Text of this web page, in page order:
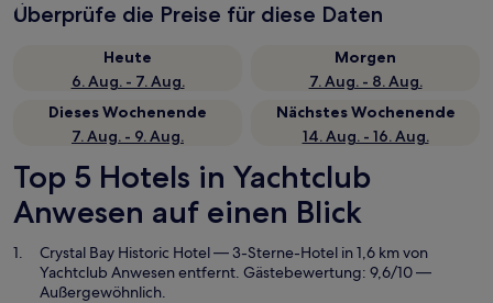
Überprüfe die Preise für diese Daten
Heute
6. Aug. - 7. Aug.
Morgen
7. Aug. - 8. Aug.
Dieses Wochenende
7. Aug. - 9. Aug.
Nächstes Wochenende
14. Aug. - 16. Aug.
Top 5 Hotels in Yachtclub
Anwesen auf einen Blick
Crystal Bay Historic Hotel— 3-Sterne-Hotel in 1,6 km von
Yachtclub Anwesen entfernt. Gästebewertung: 9,6/10 —
Außergewöhnlich.